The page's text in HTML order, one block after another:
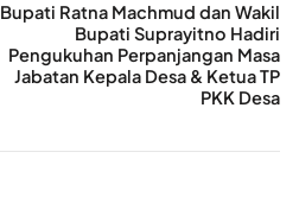
Bupati Ratna Machmud dan Wakil
Bupati Suprayitno Hadiri
Pengukuhan Perpanjangan Masa
Jabatan Kepala Desa & Ketua TP
PKK Desa